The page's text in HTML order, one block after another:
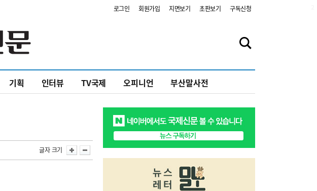
로그인 회원가입 지면보기 초판보기 구독신청
기획 인터뷰 TV국제 오피니언 부산말사전
글자 크기